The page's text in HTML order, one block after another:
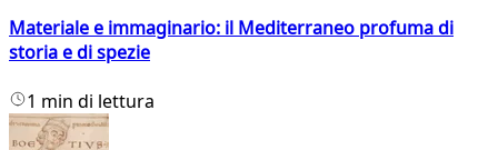
Materiale e immaginario: il Mediterraneo profuma di
storia e di spezie
1 min di lettura